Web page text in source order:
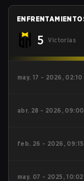
5 Victorias
may. 17 - 2026, 02:10
abr. 28 - 2026, 09:00
feb. 26 - 2026, 09:15
may. 07 - 2025, 10:02